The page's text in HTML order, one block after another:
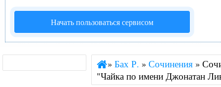
Начать пользоваться сервисом
» Бах Р. » Сочинения »
"Чайка по имени Джонатан